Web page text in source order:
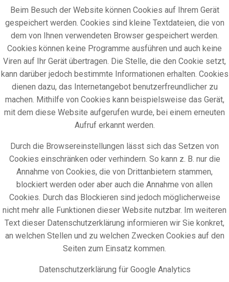
Beim Besuch der Website können Cookies auf Ihrem Gerät
gespeichert werden. Cookies sind kleine Textdateien, die von
dem von Ihnen verwendeten Browser gespeichert werden.
Cookies können keine Programme ausführen und auch keine
Viren auf Ihr Gerät übertragen. Die Stelle, die den Cookie setzt,
kann darüber jedoch bestimmte Informationen erhalten. Cookies
dienen dazu, das Internetangebot benutzerfreundlicher zu
machen. Mithilfe von Cookies kann beispielsweise das Gerät,
mit dem diese Website aufgerufen wurde, bei einem erneuten
Aufruf erkannt werden.
Durch die Browsereinstellungen lässt sich das Setzen von
Cookies einschränken oder verhindern. So kann z. B. nur die
Annahme von Cookies, die von Drittanbietern stammen,
blockiert werden oder aber auch die Annahme von allen
Cookies. Durch das Blockieren sind jedoch möglicherweise
nicht mehr alle Funktionen dieser Website nutzbar. Im weiteren
Text dieser Datenschutzerklärung informieren wir Sie konkret,
an welchen Stellen und zu welchen Zwecken Cookies auf den
Seiten zum Einsatz kommen.
Datenschutzerklärung für Google Analytics